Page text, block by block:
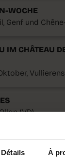
Détails À
WOCHE
Genf und
IM CHÂTEAU
Vullierens
(VD)